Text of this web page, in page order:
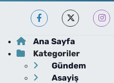
Ana Sayfa
Kategoriler
Gündem
Asayiş